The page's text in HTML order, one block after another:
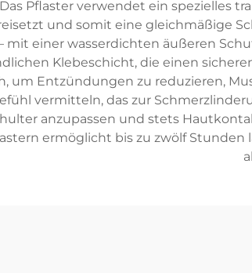
Pflaster verwendet ein spezielles
und somit eine gleichmäßige
mit einer wasserdichten äußeren
Klebeschicht, die einen
um Entzündungen zu reduzieren,
vermitteln, das zur
anzupassen und stets
ermöglicht bis zu zwölf